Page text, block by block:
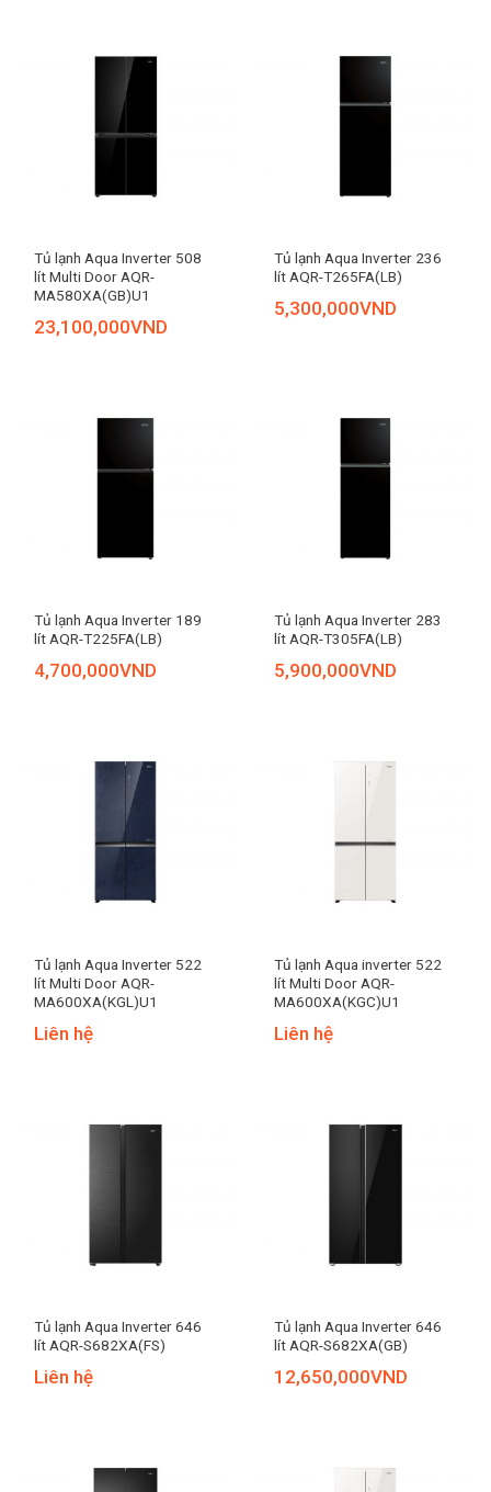
Tủ lạnh Aqua Inverter 508
lít Multi Door AQR-
MA580XA(GB)U1
23,100,000VND
Tủ lạnh Aqua Inverter 236
lít AQR-T265FA(LB)
5,300,000VND
Tủ lạnh Aqua Inverter 189
lít AQR-T225FA(LB)
4,700,000VND
Tủ lạnh Aqua Inverter 283
lít AQR-T305FA(LB)
5,900,000VND
Tủ lạnh Aqua Inverter 522
lít Multi Door AQR-
MA600XA(KGL)U1
Liên hệ
Tủ lạnh Aqua inverter 522
lít Multi Door AQR-
MA600XA(KGC)U1
Liên hệ
Tủ lạnh Aqua Inverter 646
lít AQR-S682XA(FS)
Liên hệ
Tủ lạnh Aqua Inverter 646
lít AQR-S682XA(GB)
12,650,000VND